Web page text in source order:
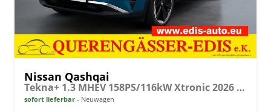
Nissan Qashqai
Tekna+ 1.3 MHEV 158PS/116kW Xtronic 2026 +20"ALU+PANO+BOSE+HuD
sofort lieferbar Neuwagen